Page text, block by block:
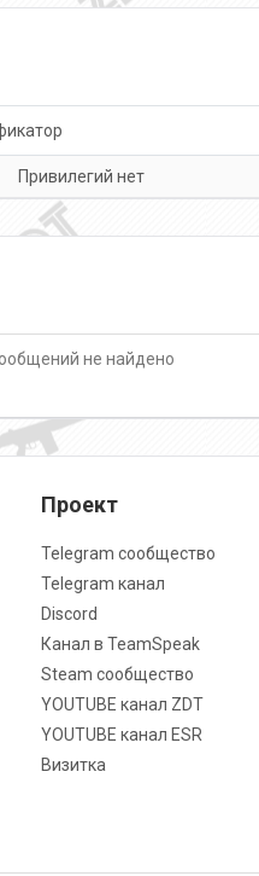
Привилегий нет
не найдено
Проект
Telegram сообщество
Telegram канал
Discord
Канал в TeamSpeak
Steam сообщество
YOUTUBE канал ZDT
YOUTUBE канал ESR
Визитка